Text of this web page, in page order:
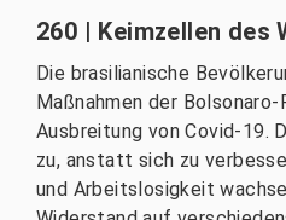
260 | Keimzellen des
Die brasilianische
Maßnahmen der Bolsonaro-
Ausbreitung von Covid-19.
zu, anstatt sich zu
und Arbeitslosigkeit